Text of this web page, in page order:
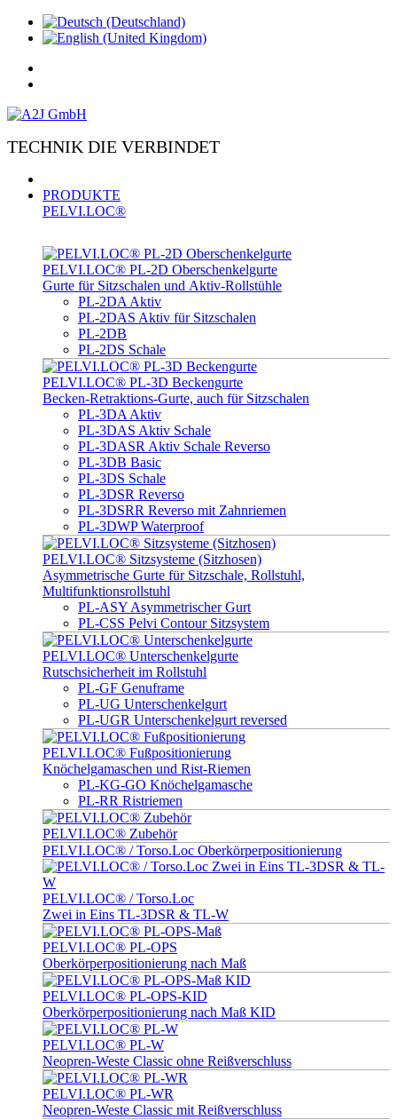
TECHNIK DIE VERBINDET
PRODUKTE
PELVI.LOC®
PELVI.LOC® PL-­2D Oberschenkelgurte
Gurte für Sitzschalen und Aktiv-Rollstühle
PL-2DA Aktiv
PL-2DAS Aktiv für Sitzschalen
PL-2DB
PL-2DS Schale
PELVI.LOC® PL-3D Beckengurte
Becken-Retraktions-Gurte, auch für Sitzschalen
PL-3DA Aktiv
PL-3DAS Aktiv Schale
PL-3DASR Aktiv Schale Reverso
PL-3DB Basic
PL-3DS Schale
PL-3DSR Reverso
PL-3DSRR Reverso mit Zahnriemen
PL-3DWP Waterproof
PELVI.LOC® Sitzsysteme (Sitzhosen)
Asymmetrische Gurte für Sitzschale, Rollstuhl,
Multifunktionsrollstuhl
PL-ASY Asymmetrischer Gurt
PL-CSS Pelvi Contour Sitzsystem
PELVI.LOC® Unterschenkelgurte
Rutschsicherheit im Rollstuhl
PL-GF Genuframe
PL-UG Unterschenkelgurt
PL-UGR Unterschenkelgurt reversed
PELVI.LOC® Fußpositionierung
Knöchelgamaschen und Rist-Riemen
PL-KG-GO Knöchelgamasche
PL-RR Ristriemen
PELVI.LOC® Zubehör
PELVI.LOC® / Torso.Loc Oberkörperpositionierung
PELVI.LOC® / Torso.Loc
Zwei in Eins TL-3DSR & TL-W
PELVI.LOC® PL-OPS
Oberkörperpositionierung nach Maß
PELVI.LOC® PL-OPS-KID
Oberkörperpositionierung nach Maß KID
PELVI.LOC® PL-W
Neopren-Weste Classic ohne Reißverschluss
PELVI.LOC® PL-WR
Neopren-Weste Classic mit Reißverschluss